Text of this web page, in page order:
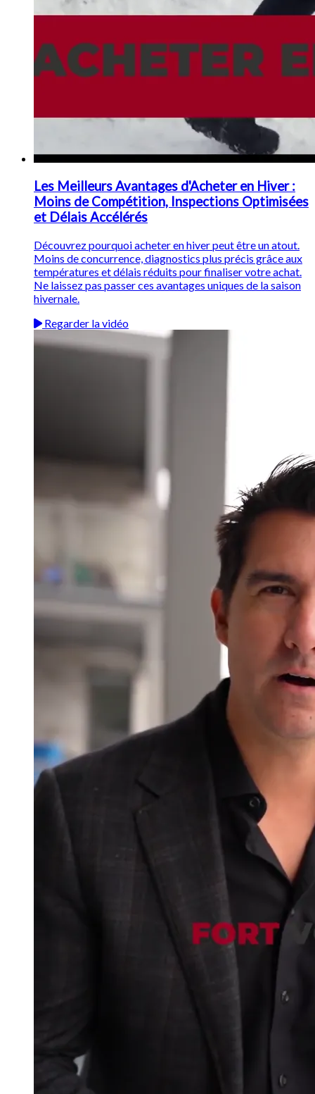
Les Meilleurs Avantages d'Acheter en Hiver :
Moins de Compétition, Inspections Optimisées
et Délais Accélérés
Découvrez pourquoi acheter en hiver peut être un atout.
Moins de concurrence, diagnostics plus précis grâce aux
températures et délais réduits pour finaliser votre achat.
Ne laissez pas passer ces avantages uniques de la saison
hivernale.
Regarder la vidéo